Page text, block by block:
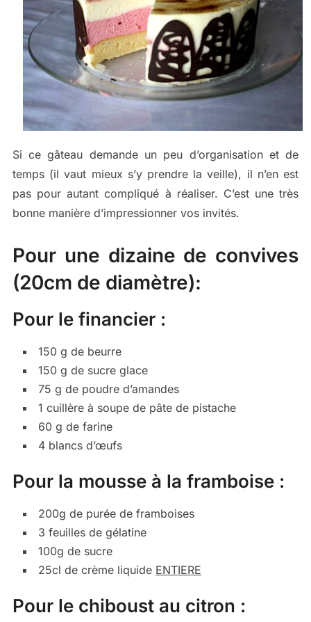
Si ce gâteau demande un peu d’organisation et de
temps (il vaut mieux s’y prendre la veille), il n’en est
pas pour autant compliqué à réaliser. C’est une très
bonne manière d’impressionner vos invités.
Pour une dizaine de convives
(20cm de diamètre):
Pour le financier :
150 g de beurre
150 g de sucre glace
75 g de poudre d’amandes
1 cuillère à soupe de pâte de pistache
60 g de farine
4 blancs d’œufs
Pour la mousse à la framboise :
200g de purée de framboises
3 feuilles de gélatine
100g de sucre
25cl de crème liquide ENTIERE
Pour le chiboust au citron :